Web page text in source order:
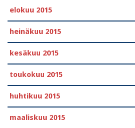
elokuu 2015
heinäkuu 2015
kesäkuu 2015
toukokuu 2015
huhtikuu 2015
maaliskuu 2015